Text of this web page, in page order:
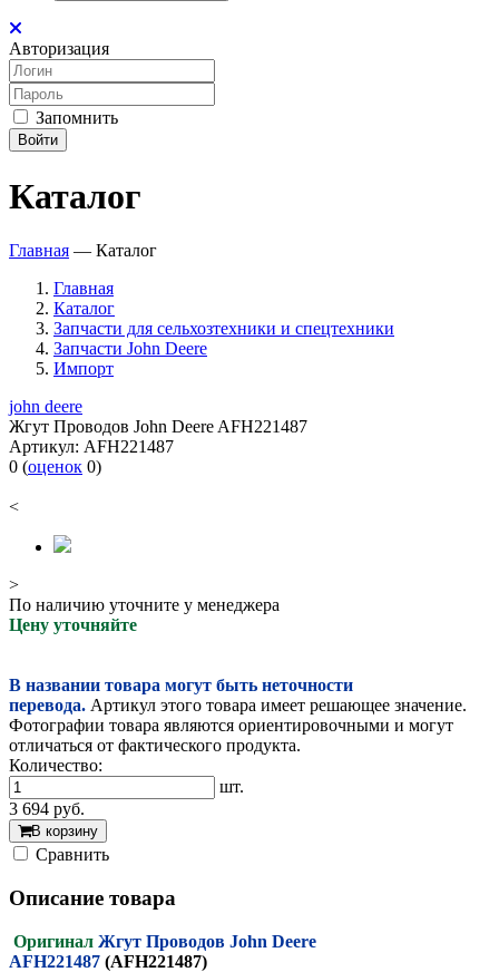
Авторизация
Запомнить
Войти
Каталог
Главная — Каталог
Главная
Каталог
Запчасти для сельхозтехники и спецтехники
Запчасти John Deere
Импорт
john deere
Жгут Проводов John Deere AFH221487
Артикул: AFH221487
0 (оценок 0)
<
>
По наличию уточните у менеджера
Цену уточняйте
В названии товара могут быть неточности
перевода. Артикул этого товара имеет решающее значение.
Фотографии товара являются ориентировочными и могут
отличаться от фактического продукта.
Количество:
шт.
3 694 руб.
В корзину
Cравнить
Описание товара
Оригинал Жгут Проводов John Deere
AFH221487 (AFH221487)